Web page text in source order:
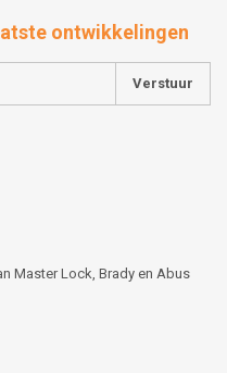
ontwikkelingen
Verstuur
Master Lock, Brady en Abus